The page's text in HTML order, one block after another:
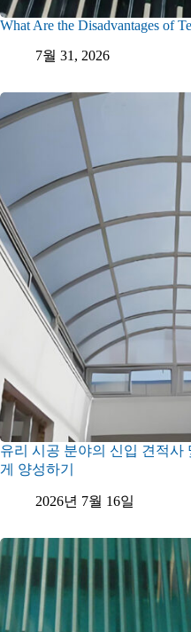
What Are the Disadvantages of
7월 31, 2026
유리 시공 분야의 신입 견적사
게 양성하기
2026년 7월 16일